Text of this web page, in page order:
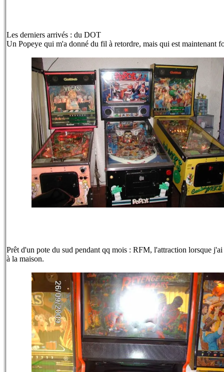
Les derniers arrivés : du DOT
Un Popeye qui m'a donné du fil à retordre, mais qui est maintenant
Prêt d'un pote du sud pendant qq mois : RFM, l'attraction lorsque
à la maison.